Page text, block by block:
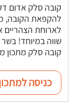
קובה סלק אדום
להקפאת הקובה,
לארוחת הצהריים
שווה במיוחד!
קובה סלק מתכון
כניסה